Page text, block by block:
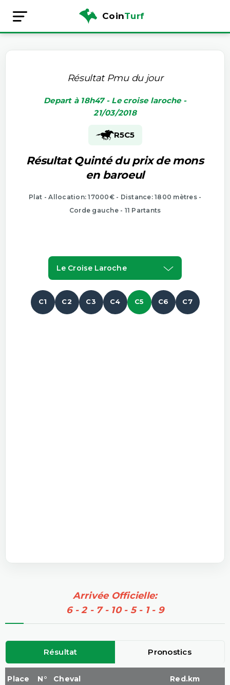
CoinTurf
Résultat Pmu du jour
Depart à 18h47 - Le croise laroche -
21/03/2018
R5C5
Résultat Quinté du prix de mons
en baroeul
Plat - Allocation: 17000€ - Distance: 1800 mètres -
Corde gauche - 11 Partants
Le Croise Laroche
C1 C2 C3 C4 C5 C6 C7
Arrivée Officielle:
6 - 2 - 7 - 10 - 5 - 1 - 9
Résultat Pronostics
Place N° Cheval Red.km